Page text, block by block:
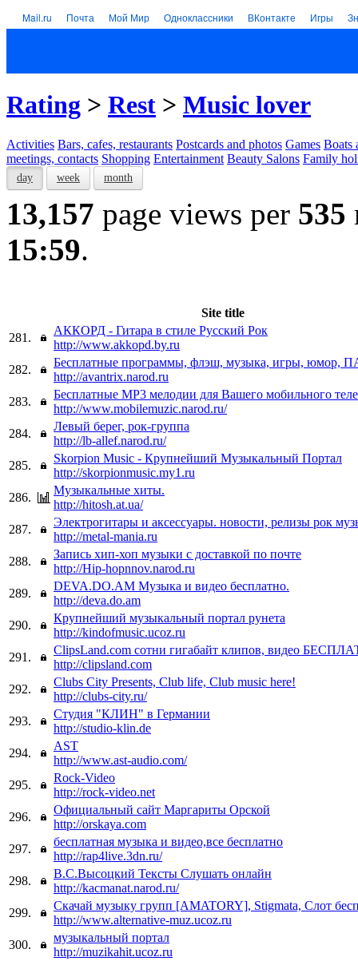
Mail.ru Почта Мой Мир Одноклассники ВКонтакте Игры
Rating > Rest > Music lover
Activities Bars, cafes, restaurants Postcards and photos Games Boats
meetings, contacts Shopping Entertainment Beauty Salons Family
day week month
13,157 page views per 535
15:59.
Site title
281.
АККОРД - Гитара в стиле Русский Рок
http://www.akkopd.by.ru
282.
Бесплатные программы, флэш, музыка, игры,
http://avantrix.narod.ru
283.
Бесплатные МР3 мелодии для Вашего мобильного
http://www.mobilemuzic.narod.ru/
284.
Левый берег, рок-группа
http://lb-allef.narod.ru/
285.
Skorpion Music - Крупнейший Музыкальный Портал
http://skorpionmusic.my1.ru
286.
Музыкальные хиты.
http://hitosh.at.ua/
287.
Электрогитары и аксессуары. новости, релизы рок
http://metal-mania.ru
288.
Запись хип-хоп музыки с доставкой по почте
http://Hip-hopnnov.narod.ru
289.
DEVA.DO.AM Музыка и видео бесплатно.
http://deva.do.am
290.
Крупнейший музыкальный портал рунета
http://kindofmusic.ucoz.ru
291.
ClipsLand.com сотни гигабайт клипов, видео
http://clipsland.com
292.
Clubs City Presents, Club life, Club music here!
http://clubs-city.ru/
293.
Студия "КЛИН" в Германии
http://studio-klin.de
294.
AST
http://www.ast-audio.com/
295.
Rock-Video
http://rock-video.net
296.
Официальный сайт Маргариты Орской
http://orskaya.com
297.
бесплатная музыка и видео,все бесплатно
http://rap4live.3dn.ru/
298.
В.С.Высоцкий Тексты Слушать онлайн
http://kacmanat.narod.ru/
299.
Скачай музыку групп [AMATORY], Stigmata, Слот
http://www.alternative-muz.ucoz.ru
300.
музыкальный портал
http://muzikahit.ucoz.ru